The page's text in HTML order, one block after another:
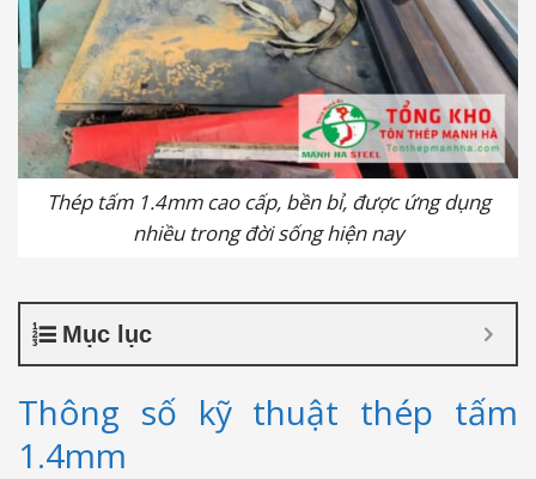
Thép tấm 1.4mm cao cấp, bền bỉ, được ứng dụng
nhiều trong đời sống hiện nay
Mục lục
Thông số kỹ thuật thép tấm
1.4mm